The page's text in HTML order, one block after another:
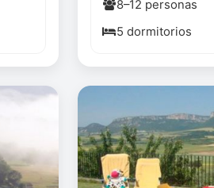
8–12 personas
5 dormitorios